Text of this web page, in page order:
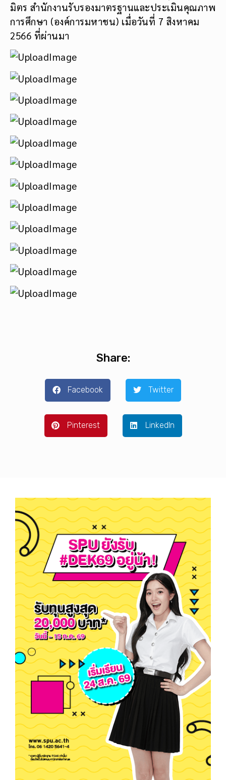
มิตร สำนักงานรับรองมาตรฐานและประเมินคุณภาพ
การศึกษา (องค์การมหาชน) เมื่อวันที่ 7 สิงหาคม
2566 ที่ผ่านมา
Share:
Facebook Twitter
Pinterest LinkedIn